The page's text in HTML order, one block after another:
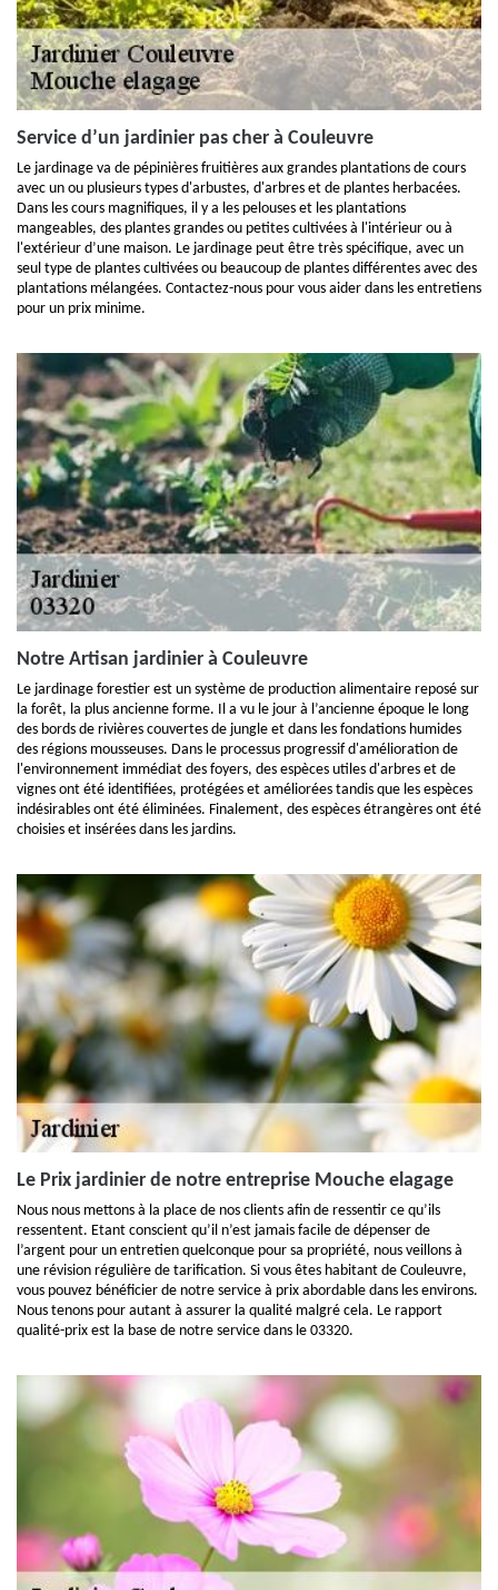
Service d’un jardinier pas cher à Couleuvre
Le jardinage va de pépinières fruitières aux grandes plantations de cours
avec un ou plusieurs types d'arbustes, d'arbres et de plantes herbacées.
Dans les cours magnifiques, il y a les pelouses et les plantations
mangeables, des plantes grandes ou petites cultivées à l'intérieur ou à
l'extérieur d’une maison. Le jardinage peut être très spécifique, avec un
seul type de plantes cultivées ou beaucoup de plantes différentes avec des
plantations mélangées. Contactez-nous pour vous aider dans les entretiens
pour un prix minime.
Notre Artisan jardinier à Couleuvre
Le jardinage forestier est un système de production alimentaire reposé sur
la forêt, la plus ancienne forme. Il a vu le jour à l’ancienne époque le long
des bords de rivières couvertes de jungle et dans les fondations humides
des régions mousseuses. Dans le processus progressif d'amélioration de
l'environnement immédiat des foyers, des espèces utiles d'arbres et de
vignes ont été identifiées, protégées et améliorées tandis que les espèces
indésirables ont été éliminées. Finalement, des espèces étrangères ont été
choisies et insérées dans les jardins.
Le Prix jardinier de notre entreprise Mouche elagage
Nous nous mettons à la place de nos clients afin de ressentir ce qu’ils
ressentent. Etant conscient qu’il n’est jamais facile de dépenser de
l’argent pour un entretien quelconque pour sa propriété, nous veillons à
une révision régulière de tarification. Si vous êtes habitant de Couleuvre,
vous pouvez bénéficier de notre service à prix abordable dans les environs.
Nous tenons pour autant à assurer la qualité malgré cela. Le rapport
qualité-prix est la base de notre service dans le 03320.